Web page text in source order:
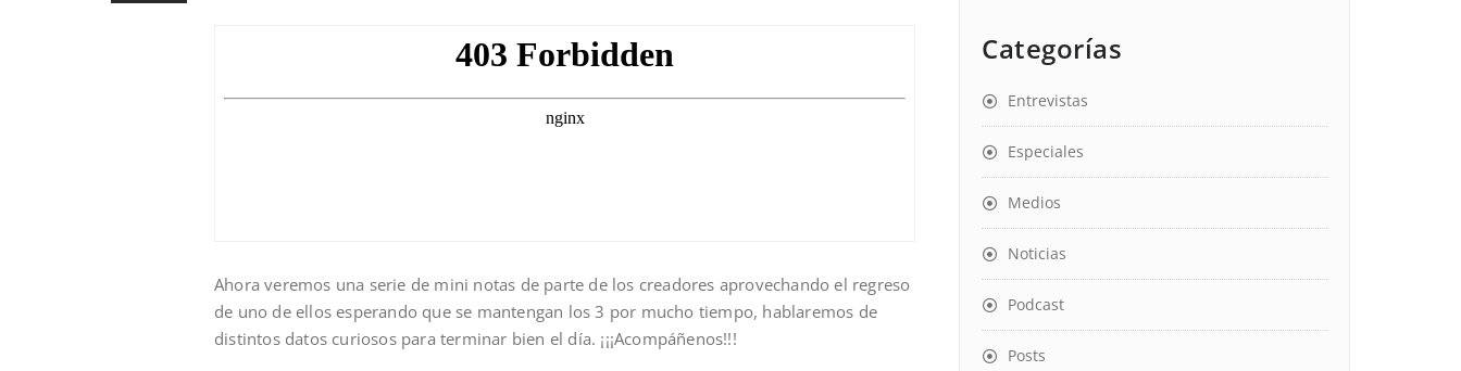
Ahora veremos una serie de mini notas de parte de los creadores aprovechando el regreso
de uno de ellos esperando que se mantengan los 3 por mucho tiempo, hablaremos de
distintos datos curiosos para terminar bien el día. ¡¡¡Acompáñenos!!!
Categorías
Entrevistas
Especiales
Medios
Noticias
Podcast
Posts